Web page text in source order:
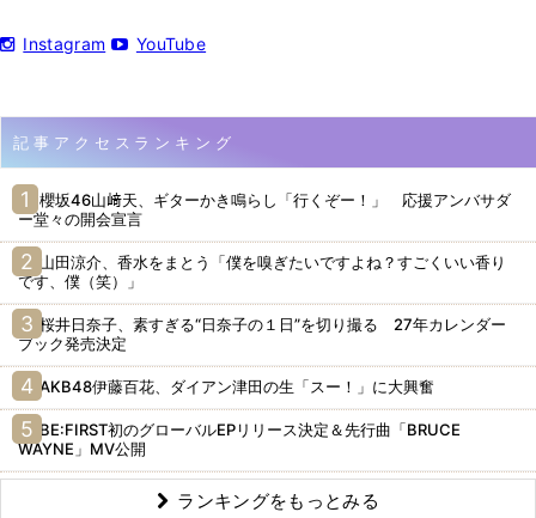
Instagram YouTube
記事アクセスランキング
櫻坂46山﨑天、ギターかき鳴らし「行くぞー！」 応援アンバサダ
ー堂々の開会宣言
山田涼介、香水をまとう「僕を嗅ぎたいですよね？すごくいい香り
です、僕（笑）」
桜井日奈子、素すぎる“日奈子の１日”を切り撮る 27年カレンダー
ブック発売決定
AKB48伊藤百花、ダイアン津田の生「スー！」に大興奮
BE:FIRST初のグローバルEPリリース決定＆先行曲「BRUCE
WAYNE」MV公開
ランキングをもっとみる